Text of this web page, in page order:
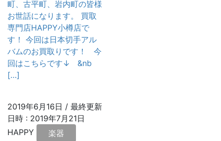
町、古平町、岩内町の皆様
お世話になります。 買取
専門店HAPPY小樽店で
す！ 今回は日本切手アル
バムのお買取りです！ 今
回はこちらです↓ &nb
[…]
2019年6月16日 / 最終更新
日時 : 2019年7月21日
HAPPY
楽器